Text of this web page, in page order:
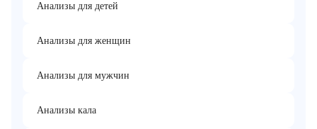
Анализы для детей
Анализы для женщин
Анализы для мужчин
Анализы кала